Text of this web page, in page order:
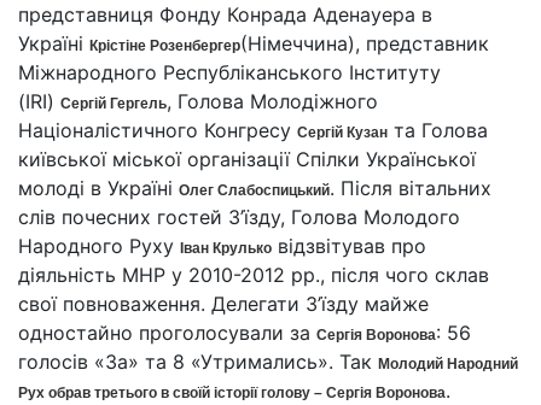
представниця Фонду Конрада Аденауера в
Україні Крістіне Розенбергер(Німеччина), представник
Міжнародного Республіканського Інституту
(IRI) Сергій Гергель, Голова Молодіжного
Націоналістичного Конгресу Сергій Кузан та Голова
київської міської організації Спілки Української
молоді в Україні Олег Слабоспицький. Після вітальних
слів почесних гостей З’їзду, Голова Молодого
Народного Руху Іван Крулько відзвітував про
діяльність МНР у 2010-2012 рр., після чого склав
свої повноваження. Делегати З’їзду майже
одностайно проголосували за Сергія Воронова: 56
голосів «За» та 8 «Утримались». Так Молодий Народний
Рух обрав третього в своїй історії голову – Сергія Воронова.